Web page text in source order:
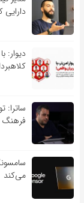
دارایی
ساترا:
فرهنگ
می‌کند